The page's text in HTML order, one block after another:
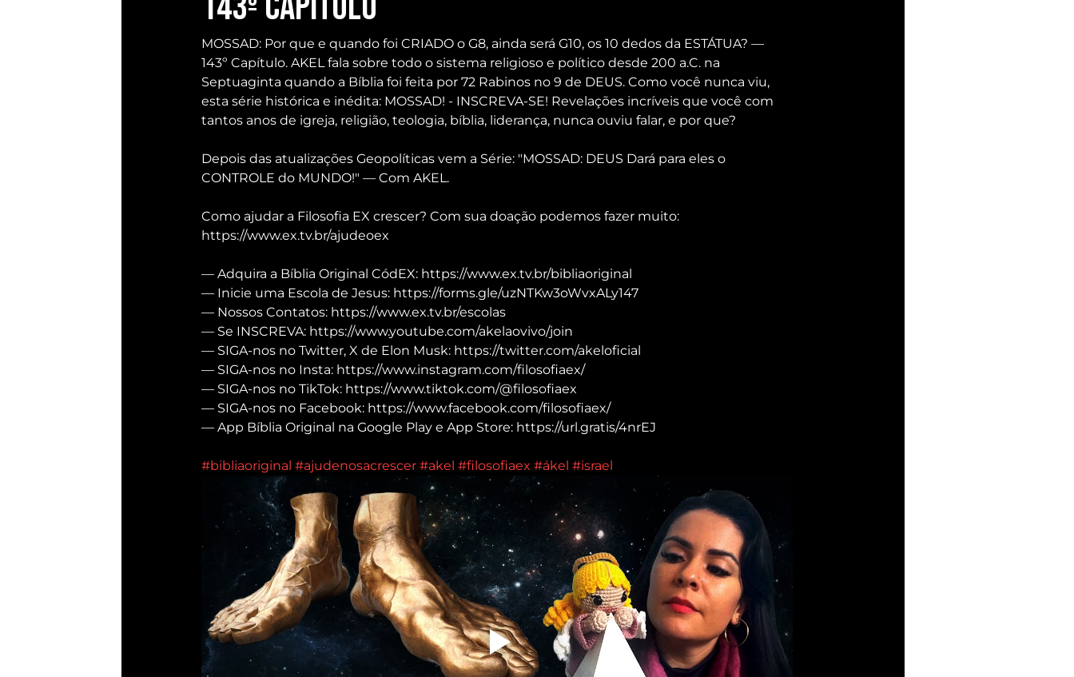
MOSSAD: Por que e quando foi CRIADO o G8, ainda será G10, os 10 dedos da ESTÁTUA? —
143º Capítulo. AKEL fala sobre todo o sistema religioso e político desde 200 a.C. na
Septuaginta quando a Bíblia foi feita por 72 Rabinos no 9 de DEUS. Como você nunca viu,
esta série histórica e inédita: MOSSAD! - INSCREVA-SE! Revelações incríveis que você com
tantos anos de igreja, religião, teologia, bíblia, liderança, nunca ouviu falar, e por que?
Depois das atualizações Geopolíticas vem a Série: "MOSSAD: DEUS Dará para eles o
CONTROLE do MUNDO!" — Com AKEL.
Como ajudar a Filosofia EX crescer? Com sua doação podemos fazer muito:
https://www.ex.tv.br/ajudeoex
— Adquira a Bíblia Original CódEX: https://www.ex.tv.br/bibliaoriginal
— Inicie uma Escola de Jesus: https://forms.gle/uzNTKw3oWvxALy147
— Nossos Contatos: https://www.ex.tv.br/escolas
— Se INSCREVA: https://www.youtube.com/akelaovivo/join
— SIGA-nos no Twitter, X de Elon Musk: https://twitter.com/akeloficial
— SIGA-nos no Insta: https://www.instagram.com/filosofiaex/
— SIGA-nos no TikTok: https://www.tiktok.com/@filosofiaex
— SIGA-nos no Facebook: https://www.facebook.com/filosofiaex/
— App Bíblia Original na Google Play e App Store: https://url.gratis/4nrEJ
#bibliaoriginal #ajudenosacrescer #akel #filosofiaex #ákel #israel